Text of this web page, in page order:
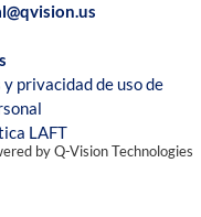
privacidad de uso de
LAFT
by Q-Vision Technologies